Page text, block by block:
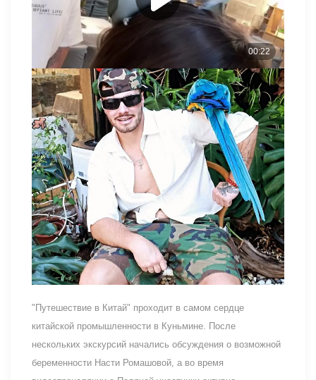
Евгения Ромашова.
"Путешествие в Китай" проходит в самом сердце
китайской промышленности в Куньмине. После
нескольких экскурсий начались обсуждения о возможной
беременности Насти Ромашовой, а во время